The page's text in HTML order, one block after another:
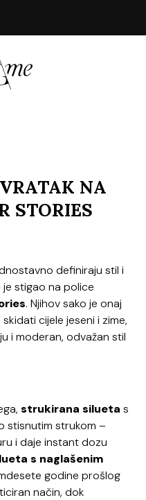
NA
STORIES
definiraju stil i
stigao na police
. Njihov sako je onaj
cijele jeseni i zime,
i moderan, odvažan stil
strukirana silueta s
stisnutim strukom –
i daje instant dozu
s naglašenim
godine prošlog
način, dok